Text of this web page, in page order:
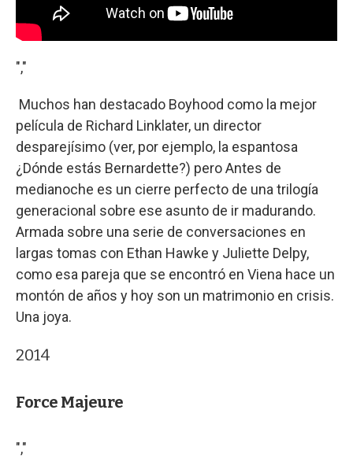
","
Muchos han destacado Boyhood como la mejor
película de Richard Linklater, un director
desparejísimo (ver, por ejemplo, la espantosa
¿Dónde estás Bernardette?) pero Antes de
medianoche es un cierre perfecto de una trilogía
generacional sobre ese asunto de ir madurando.
Armada sobre una serie de conversaciones en
largas tomas con Ethan Hawke y Juliette Delpy,
como esa pareja que se encontró en Viena hace un
montón de años y hoy son un matrimonio en crisis.
Una joya.
2014
Force Majeure
","